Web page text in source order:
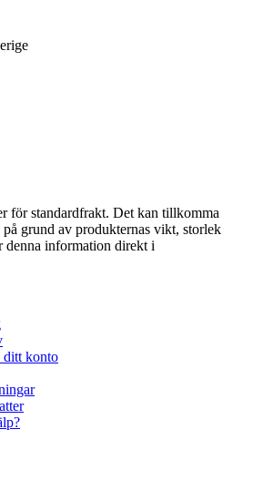
för standardfrakt. Det kan tillkomma
grund av produkternas vikt, storlek
denna information direkt i
ditt konto